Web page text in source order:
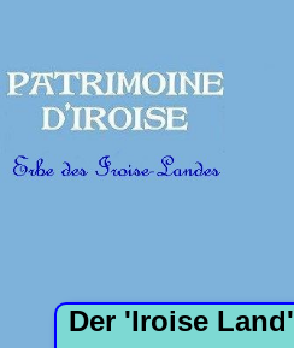
Der 'Iroise Land'